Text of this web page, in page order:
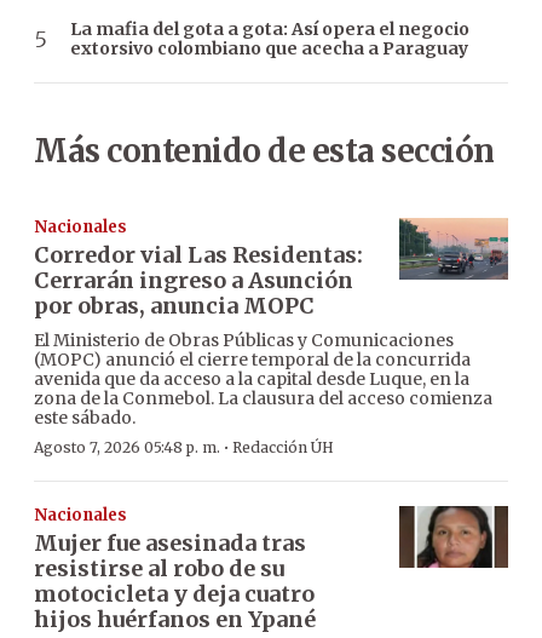
La mafia del gota a gota: Así opera el negocio
extorsivo colombiano que acecha a Paraguay
Más contenido de esta sección
Nacionales
Corredor vial Las Residentas:
Cerrarán ingreso a Asunción
por obras, anuncia MOPC
El Ministerio de Obras Públicas y Comunicaciones
(MOPC) anunció el cierre temporal de la concurrida
avenida que da acceso a la capital desde Luque, en la
zona de la Conmebol. La clausura del acceso comienza
este sábado.
Agosto 7, 2026 05:48 p. m. · Redacción ÚH
Nacionales
Mujer fue asesinada tras
resistirse al robo de su
motocicleta y deja cuatro
hijos huérfanos en Ypané